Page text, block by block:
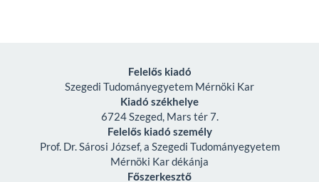
Felelős kiadó
Szegedi Tudományegyetem Mérnöki Kar
Kiadó székhelye
6724 Szeged, Mars tér 7.
Felelős kiadó személy
Prof. Dr. Sárosi József, a Szegedi Tudományegyetem
Mérnöki Kar dékánja
Főszerkesztő